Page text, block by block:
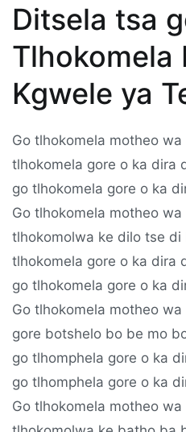
Ditsela tsa
Tlhokomela
Kgwele ya
Go tlhokomela motheo
tlhokomela gore o ka dira
go tlhokomela gore o ka
Go tlhokomela motheo
tlhokomolwa ke dilo tse di
tlhokomela gore o ka dira
go tlhokomela gore o ka
Go tlhokomela motheo
gore botshelo bo be mo
go tlhomphela gore o ka
go tlhomphela gore o ka
Go tlhokomela motheo